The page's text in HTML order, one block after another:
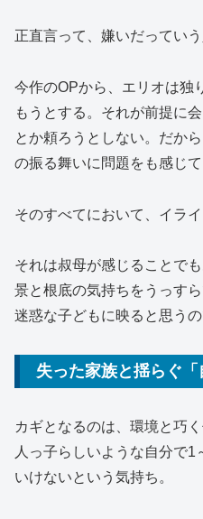
正直言って、嫌いだってい
今作のOPから、エリオは独
もうとする。それが前提に
とか頼ろうとしない。だか
の振る舞いに問題をも感じて
そのすべてにおいて、イライ
それは叔母が感じることで
景と根底の気持ちをうっす
迷惑な子どもに映ると思うの
失った家族と揺らぐ「
カギとなるのは、環境と巧
人っ子らしいような自分で1
いけないという気持ち。